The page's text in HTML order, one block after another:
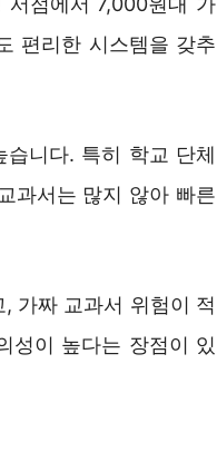
편리한 시스템을 갖추
니다. 특히 학교 단체
과서는 많지 않아 빠른
가짜 교과서 위험이 적
성이 높다는 장점이 있